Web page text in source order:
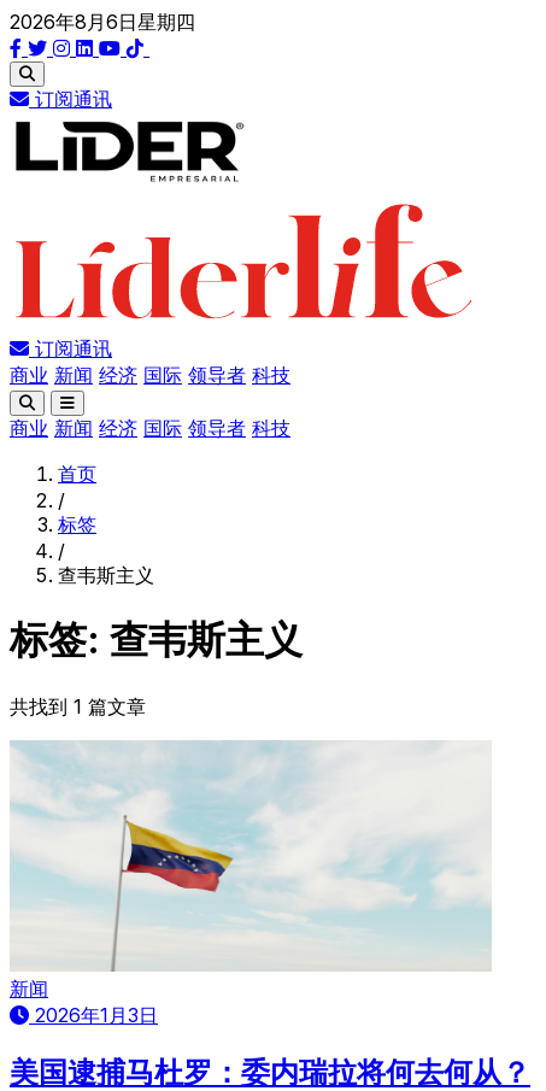
2026年8月6日星期四
订阅通讯
订阅通讯
商业 新闻 经济 国际 领导者 科技
商业 新闻 经济 国际 领导者 科技
首页
/
标签
/
查韦斯主义
标签: 查韦斯主义
共找到 1 篇文章
新闻
2026年1月3日
美国逮捕马杜罗：委内瑞拉将何去何从？